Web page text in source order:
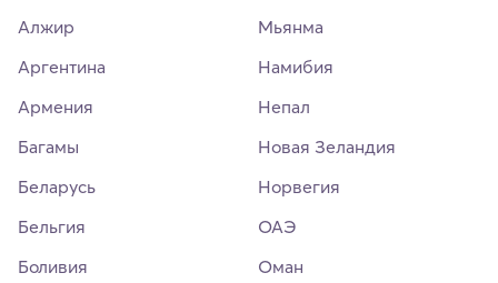
Алжир
Аргентина
Армения
Багамы
Беларусь
Бельгия
Боливия
Мьянма
Намибия
Непал
Новая Зеландия
Норвегия
ОАЭ
Оман